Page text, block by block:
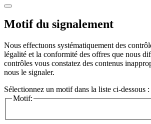
Motif du signalement
Nous effectuons systématiquement des
légalité et la conformité des offres que nous
contrôles vous constatez des contenus
nous le signaler.
Sélectionnez un motif dans la liste ci-dessous :
Motif: